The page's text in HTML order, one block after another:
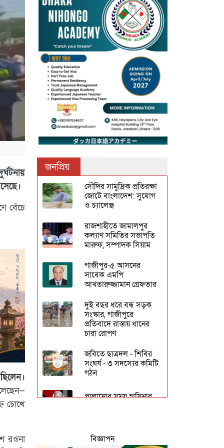
বেঁচে
চোখে
রওনা
জনপ্রিয়
সৌদির সামুদ্রিক প্রতিরক্ষা
জোটে বাংলাদেশ: সুযোগ
ও চ্যালেঞ্জ
রাজশাহীতে জামালপুর
কল্যাণ সমিতির সভাপতি
মারুফ, সম্পাদক সিয়াম
গাজীপুর-৫ আসনের
সাবেক এমপি
আখতারুজ্জামান গ্রেফতার
দুই বছর ধরে বন্ধ সড়ক
সংস্কার, গাজীপুরে
প্রতিবাদে রাস্তায় ধানের
চারা রোপণ
জবিতে ছাত্রদল - শিবির
সংঘর্ষ - ৩ সদস্যের কমিটি
গঠন
পালানোর সময় হাসিনার
ক্যাম্পাসছাড়া করল
বিজ্ঞাপন